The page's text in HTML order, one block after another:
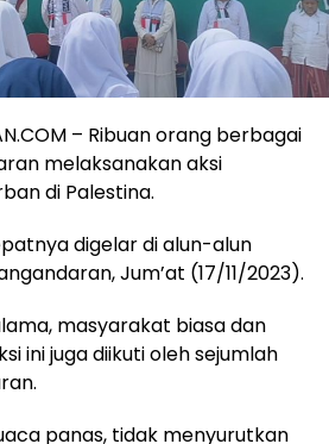
– Ribuan orang berbagai
melaksanakan aksi
di Palestina.
digelar di alun-alun
Jum’at (17/11/2023).
masyarakat biasa dan
ini juga diikuti oleh sejumlah
panas, tidak menyurutkan